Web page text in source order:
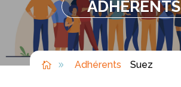
ADHÉRENTS
 9 Adhérents Suez